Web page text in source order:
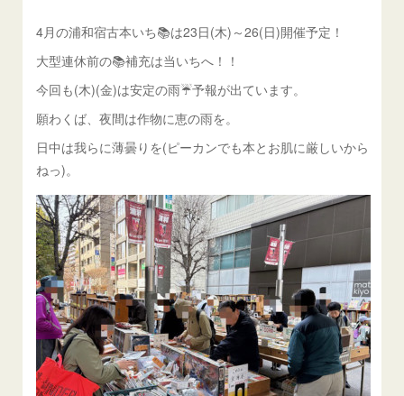
4月の浦和宿古本いち📚は23日(木)～26(日)開催予定！
大型連休前の📚補充は当いちへ！！
今回も(木)(金)は安定の雨☔予報が出ています。
願わくば、夜間は作物に恵の雨を。
日中は我らに薄曇りを(ピーカンでも本とお肌に厳しいから
ねっ)。